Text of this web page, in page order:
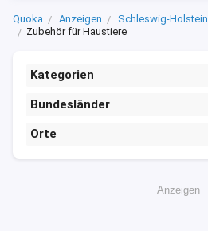
Quoka Anzeigen Schleswig-Holstein
Zubehör für Haustiere
Kategorien
Bundesländer
Orte
Anzeigen